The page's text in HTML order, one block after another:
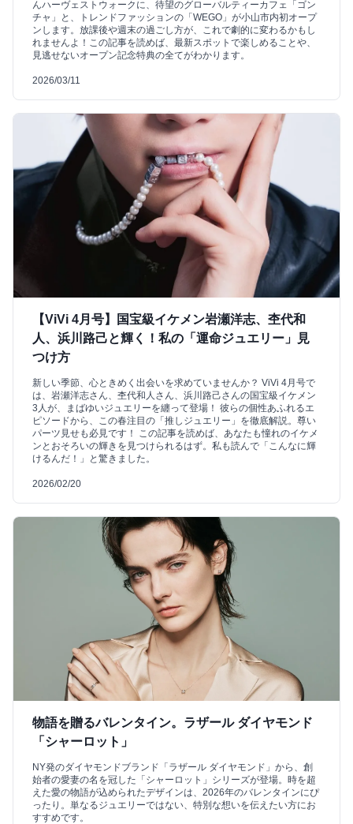
んハーヴェストウォークに、待望のグローバルティーカフェ「ゴン
チャ」と、トレンドファッションの「WEGO」が小山市内初オープ
ンします。放課後や週末の過ごし方が、これで劇的に変わるかもし
れませんよ！この記事を読めば、最新スポットで楽しめることや、
見逃せないオープン記念特典の全てがわかります。
2026/03/11
【ViVi 4月号】国宝級イケメン岩瀬洋志、杢代和
人、浜川路己と輝く！私の「運命ジュエリー」見
つけ方
新しい季節、心ときめく出会いを求めていませんか？ ViVi 4月号で
は、岩瀬洋志さん、杢代和人さん、浜川路己さんの国宝級イケメン
3人が、まばゆいジュエリーを纏って登場！ 彼らの個性あふれるエ
ピソードから、この春注目の「推しジュエリー」を徹底解説。尊い
パーツ見せも必見です！ この記事を読めば、あなたも憧れのイケメ
ンとおそろいの輝きを見つけられるはず。私も読んで「こんなに輝
けるんだ！」と驚きました。
2026/02/20
物語を贈るバレンタイン。ラザール ダイヤモンド
「シャーロット」
NY発のダイヤモンドブランド「ラザール ダイヤモンド」から、創
始者の愛妻の名を冠した「シャーロット」シリーズが登場。時を超
えた愛の物語が込められたデザインは、2026年のバレンタインにぴ
ったり。単なるジュエリーではない、特別な想いを伝えたい方にお
すすめです。